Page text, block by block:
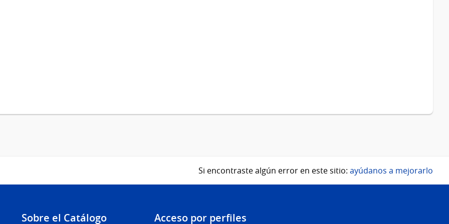
Si encontraste algún error en este sitio: ayúdanos a mejorarlo
Sobre el Catálogo Acceso por perfiles